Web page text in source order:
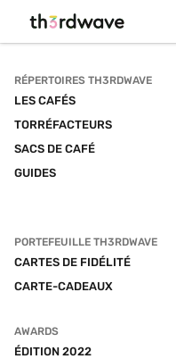
RÉPERTOIRES TH3RDWAVE
LES CAFÉS
TORRÉFACTEURS
SACS DE CAFÉ
GUIDES
PORTEFEUILLE TH3RDWAVE
CARTES DE FIDÉLITÉ
CARTE-CADEAUX
AWARDS
ÉDITION 2022